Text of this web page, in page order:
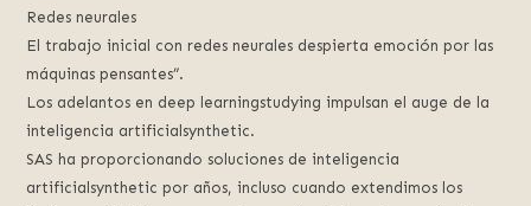
Redes neurales
El trabajo inicial con redes neurales despierta emoción por las
máquinas pensantes”.
Los adelantos en deep learningstudying impulsan el auge de la
inteligencia artificialsynthetic.
SAS ha proporcionando soluciones de inteligencia
artificialsynthetic por años, incluso cuando extendimos los